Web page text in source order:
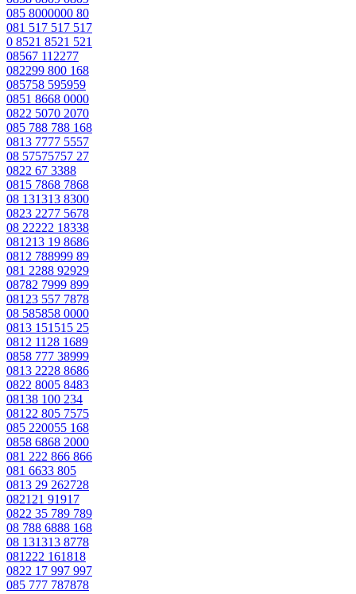
085 8000000 80
081 517 517 517
0 8521 8521 521
08567 112277
082299 800 168
085758 595959
0851 8668 0000
0822 5070 2070
085 788 788 168
0813 7777 5557
08 57575757 27
0822 67 3388
0815 7868 7868
08 131313 8300
0823 2277 5678
08 22222 18338
081213 19 8686
0812 788999 89
081 2288 92929
08782 7999 899
08123 557 7878
08 585858 0000
0813 151515 25
0812 1128 1689
0858 777 38999
0813 2228 8686
0822 8005 8483
08138 100 234
08122 805 7575
085 220055 168
0858 6868 2000
081 222 866 866
081 6633 805
0813 29 262728
082121 91917
0822 35 789 789
08 788 6888 168
08 131313 8778
081222 161818
0822 17 997 997
085 777 787878